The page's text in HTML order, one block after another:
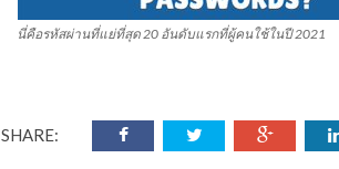
นี่คือรหัสผ่านที่แย่ที่สุด 20 อันดับแรกที่ผู้คนใช้ในปี 2021
SHARE: